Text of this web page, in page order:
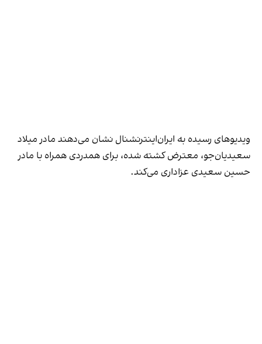
ویدیوهای رسیده به ایران‌اینترنشنال نشان می‌دهند مادر میلاد
سعیدیان‌جو، معترض کشته شده، برای همدردی همراه با مادر
حسین سعیدی عزاداری می‌کند.